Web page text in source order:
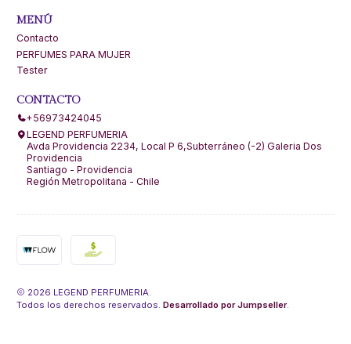
MENÚ
Contacto
PERFUMES PARA MUJER
Tester
CONTACTO
+56973424045
LEGEND PERFUMERIA
Avda Providencia 2234, Local P 6,Subterráneo (-2) Galeria Dos
Providencia
Santiago - Providencia
Región Metropolitana - Chile
2026 LEGEND PERFUMERIA.
Todos los derechos reservados. Desarrollado por Jumpseller.